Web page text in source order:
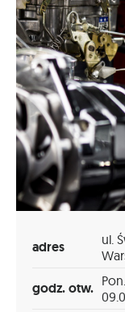
adres
ul.
godz. otw.